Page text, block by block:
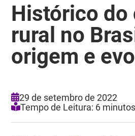
Histórico do
rural no
origem e
29 de setembro de 2022
Tempo de Leitura: 6 minutos